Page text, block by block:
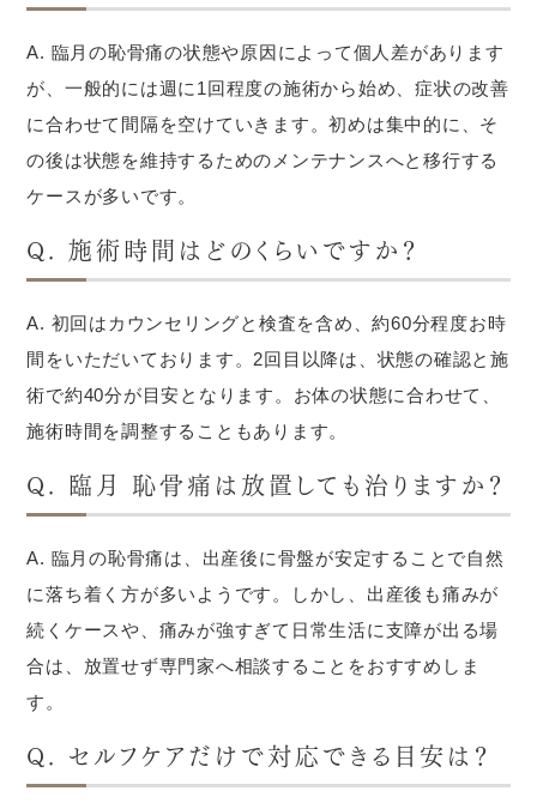
A. 臨月の恥骨痛の状態や原因によって個人差があります
が、一般的には週に1回程度の施術から始め、症状の改善
に合わせて間隔を空けていきます。初めは集中的に、そ
の後は状態を維持するためのメンテナンスへと移行する
ケースが多いです。
Q. 施術時間はどのくらいですか？
A. 初回はカウンセリングと検査を含め、約60分程度お時
間をいただいております。2回目以降は、状態の確認と施
術で約40分が目安となります。お体の状態に合わせて、
施術時間を調整することもあります。
Q. 臨月 恥骨痛は放置しても治りますか？
A. 臨月の恥骨痛は、出産後に骨盤が安定することで自然
に落ち着く方が多いようです。しかし、出産後も痛みが
続くケースや、痛みが強すぎて日常生活に支障が出る場
合は、放置せず専門家へ相談することをおすすめしま
す。
Q. セルフケアだけで対応できる目安は？